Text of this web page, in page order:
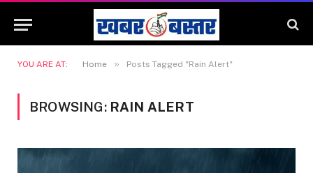
YOU ARE AT: Home » Posts Tagged "Rain Alert"
BROWSING: RAIN ALERT